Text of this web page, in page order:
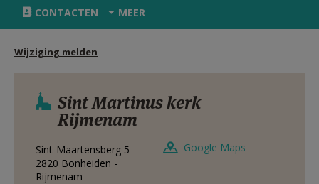
VIERINGEN
HULP
MIJN PAROCHIE
AANMELDEN OF REGISTREREN
CONTACTEN MEER
Wijziging melden
Sint Martinus kerk
Rijmenam
Sint-Maartensberg 5
2820 Bonheiden -
Rijmenam
Google Maps